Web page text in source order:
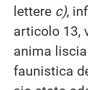
lettere c),
articolo 13,
anima
faunistica